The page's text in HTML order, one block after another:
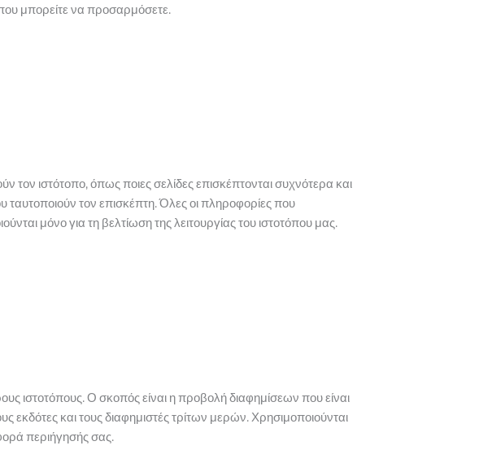
μπορείτε να προσαρμόσετε.
ιστότοπο, όπως ποιες σελίδες επισκέπτονται συχνότερα και
τον επισκέπτη. Όλες οι πληροφορίες που
μόνο για τη βελτίωση της λειτουργίας του ιστοτόπου μας.
ιστοτόπους. Ο σκοπός είναι η προβολή διαφημίσεων που είναι
εκδότες και τους διαφημιστές τρίτων μερών. Χρησιμοποιούνται
περιήγησής σας.